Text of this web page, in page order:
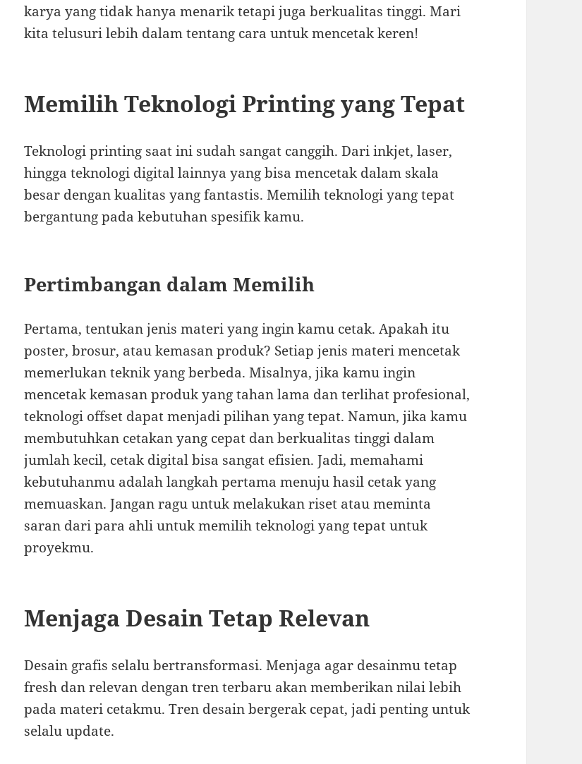
karya yang tidak hanya menarik tetapi juga berkualitas tinggi. Mari
kita telusuri lebih dalam tentang cara untuk mencetak keren!
Memilih Teknologi Printing yang Tepat
Teknologi printing saat ini sudah sangat canggih. Dari inkjet, laser,
hingga teknologi digital lainnya yang bisa mencetak dalam skala
besar dengan kualitas yang fantastis. Memilih teknologi yang tepat
bergantung pada kebutuhan spesifik kamu.
Pertimbangan dalam Memilih
Pertama, tentukan jenis materi yang ingin kamu cetak. Apakah itu
poster, brosur, atau kemasan produk? Setiap jenis materi mencetak
memerlukan teknik yang berbeda. Misalnya, jika kamu ingin
mencetak kemasan produk yang tahan lama dan terlihat profesional,
teknologi offset dapat menjadi pilihan yang tepat. Namun, jika kamu
membutuhkan cetakan yang cepat dan berkualitas tinggi dalam
jumlah kecil, cetak digital bisa sangat efisien. Jadi, memahami
kebutuhanmu adalah langkah pertama menuju hasil cetak yang
memuaskan. Jangan ragu untuk melakukan riset atau meminta
saran dari para ahli untuk memilih teknologi yang tepat untuk
proyekmu.
Menjaga Desain Tetap Relevan
Desain grafis selalu bertransformasi. Menjaga agar desainmu tetap
fresh dan relevan dengan tren terbaru akan memberikan nilai lebih
pada materi cetakmu. Tren desain bergerak cepat, jadi penting untuk
selalu update.